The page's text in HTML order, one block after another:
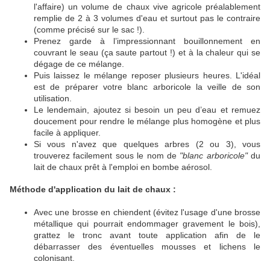
l'affaire) un volume de chauxvive agricole préalablement
remplie de 2 à 3 volumes d'eau et surtout pas le contraire
(comme précisé sur le sac !).
Prenez garde à l’impressionnant bouillonnement en
couvrant le seau (ça saute partout !) et à la chaleur qui se
dégage de ce mélange.
Puis laissez le mélange reposer plusieurs heures. L'idéal
est de préparer votre blanc arboricole la veille de son
utilisation.
Le lendemain, ajoutez si besoin un peu d’eau et remuez
doucement pour rendre le mélange plus homogène et plus
facile à appliquer.
Si vous n'avez que quelques arbres (2 ou 3), vous
trouverez facilement sous le nom de "blanc arboricole"du
lait de chaux prêt à l'emploi en bombe aérosol.
Méthode d'application du lait de chaux :
Avec une brosse en chiendent (évitez l'usage d'une brosse
métallique qui pourrait endommager gravement le bois),
grattez le tronc avant toute application afin de le
débarrasser des éventuelles mousses et lichens le
colonisant.